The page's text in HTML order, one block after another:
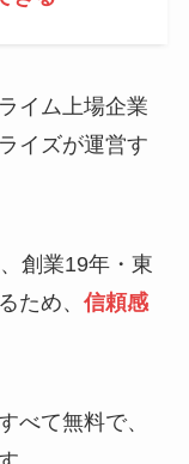
イム上場企業
イズが運営す
創業19年・東
ため、 信頼感
べて無料で、